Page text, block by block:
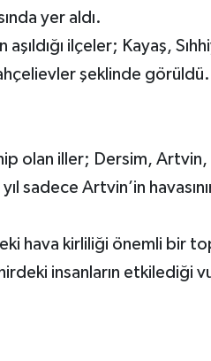
yer aldı.
aşıldığı ilçeler; Kayaş,
şeklinde görüldü.
olan iller; Dersim, Artvin,
sadece Artvin’in
hava kirliliği önemli bir
insanların etkilediği